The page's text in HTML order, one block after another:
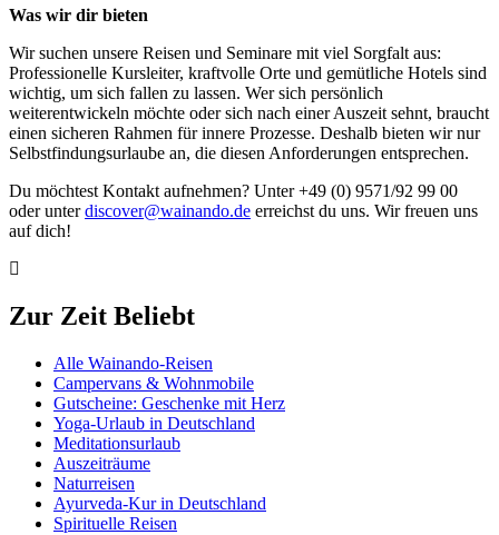
Was wir dir bieten
Wir suchen unsere Reisen und Seminare mit viel Sorgfalt aus:
Professionelle Kursleiter, kraftvolle Orte und gemütliche Hotels sind
wichtig, um sich fallen zu lassen. Wer sich persönlich
weiterentwickeln möchte oder sich nach einer Auszeit sehnt, braucht
einen sicheren Rahmen für innere Prozesse. Deshalb bieten wir nur
Selbstfindungsurlaube an, die diesen Anforderungen entsprechen.
Du möchtest Kontakt aufnehmen? Unter +49 (0) 9571/92 99 00
oder unterdiscover@wainando.de erreichst du uns. Wir freuen uns
auf dich!
Zur Zeit Beliebt
Alle Wainando-Reisen
Campervans & Wohnmobile
Gutscheine: Geschenke mit Herz
Yoga-Urlaub in Deutschland
Meditationsurlaub
Auszeiträume
Naturreisen
Ayurveda-Kur in Deutschland
Spirituelle Reisen